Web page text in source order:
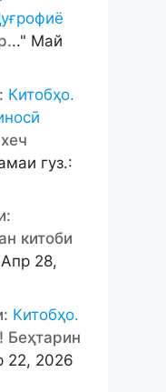
.." Май
Китобҳо.
гуз.:
китоби
28,
Китобҳо.
Беҳтарин
22, 2026